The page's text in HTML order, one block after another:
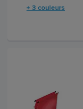
+ 3 couleurs